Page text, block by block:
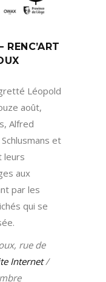
Léopold
août,
Alfred
et
leurs
aux
par les
qui se
rue de
Internet/